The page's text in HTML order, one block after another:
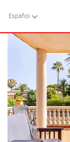
Español
Español
INICIO
VOLVER
VOLVER
VOLVER
SERVICIOS
CONTACTO